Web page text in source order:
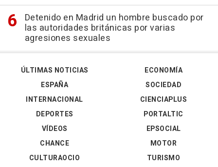
Detenido en Madrid un hombre buscado por
las autoridades británicas por varias
agresiones sexuales
ÚLTIMAS NOTICIAS
ESPAÑA
INTERNACIONAL
DEPORTES
VÍDEOS
ECONOMÍA
SOCIEDAD
CIENCIAPLUS
PORTALTIC
EPSOCIAL
CHANCE
CULTURAOCIO
MOTOR
TURISMO